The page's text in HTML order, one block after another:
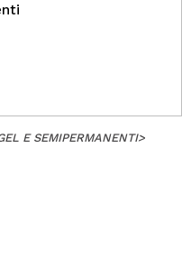
E SEMIPERMANENTI>